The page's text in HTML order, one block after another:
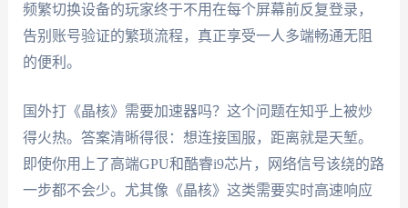
频繁切换设备的玩家终于不用在每个屏幕前反复登录，
告别账号验证的繁琐流程，真正享受一人多端畅通无阻
的便利。
国外打《晶核》需要加速器吗？这个问题在知乎上被炒
得火热。答案清晰得很：想连接国服，距离就是天堑。
即使你用上了高端GPU和酷睿i9芯片，网络信号该绕的路
一步都不会少。尤其像《晶核》这类需要实时高速响应